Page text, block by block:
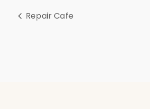
Repair Cafe